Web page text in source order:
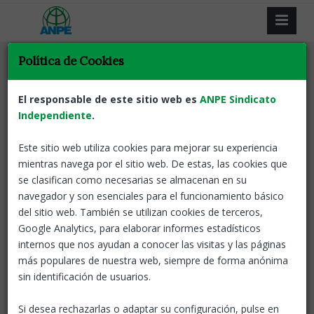
Resultat de la recerca
Tornar
Destinacions provisionals per al curs
2024-2025
Catalunya 24 Abr, 2024
Termini
presentació sol.licituds
del Personal funcionari de
seleccionat en el concurs oposició extraordinari i del
Política de Cookies
El responsable de este sitio web es ANPE Sindicato
Independiente.
Este sitio web utiliza cookies para mejorar su experiencia
mientras navega por el sitio web. De estas, las cookies que
se clasifican como necesarias se almacenan en su
navegador y son esenciales para el funcionamiento básico
del sitio web. También se utilizan cookies de terceros,
Google Analytics, para elaborar informes estadísticos
internos que nos ayudan a conocer las visitas y las páginas
más populares de nuestra web, siempre de forma anónima
sin identificación de usuarios.
Si desea rechazarlas o adaptar su configuración, pulse en